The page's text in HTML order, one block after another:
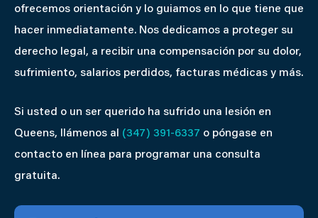
ofrecemos orientación y lo guiamos en lo que tiene que
hacer inmediatamente. Nos dedicamos a proteger su
derecho legal, a recibir una compensación por su dolor,
sufrimiento, salarios perdidos, facturas médicas y más.
Si usted o un ser querido ha sufrido una lesión en
Queens, llámenos al (347) 391-6337 o póngase en
contacto en línea para programar una consulta
gratuita.